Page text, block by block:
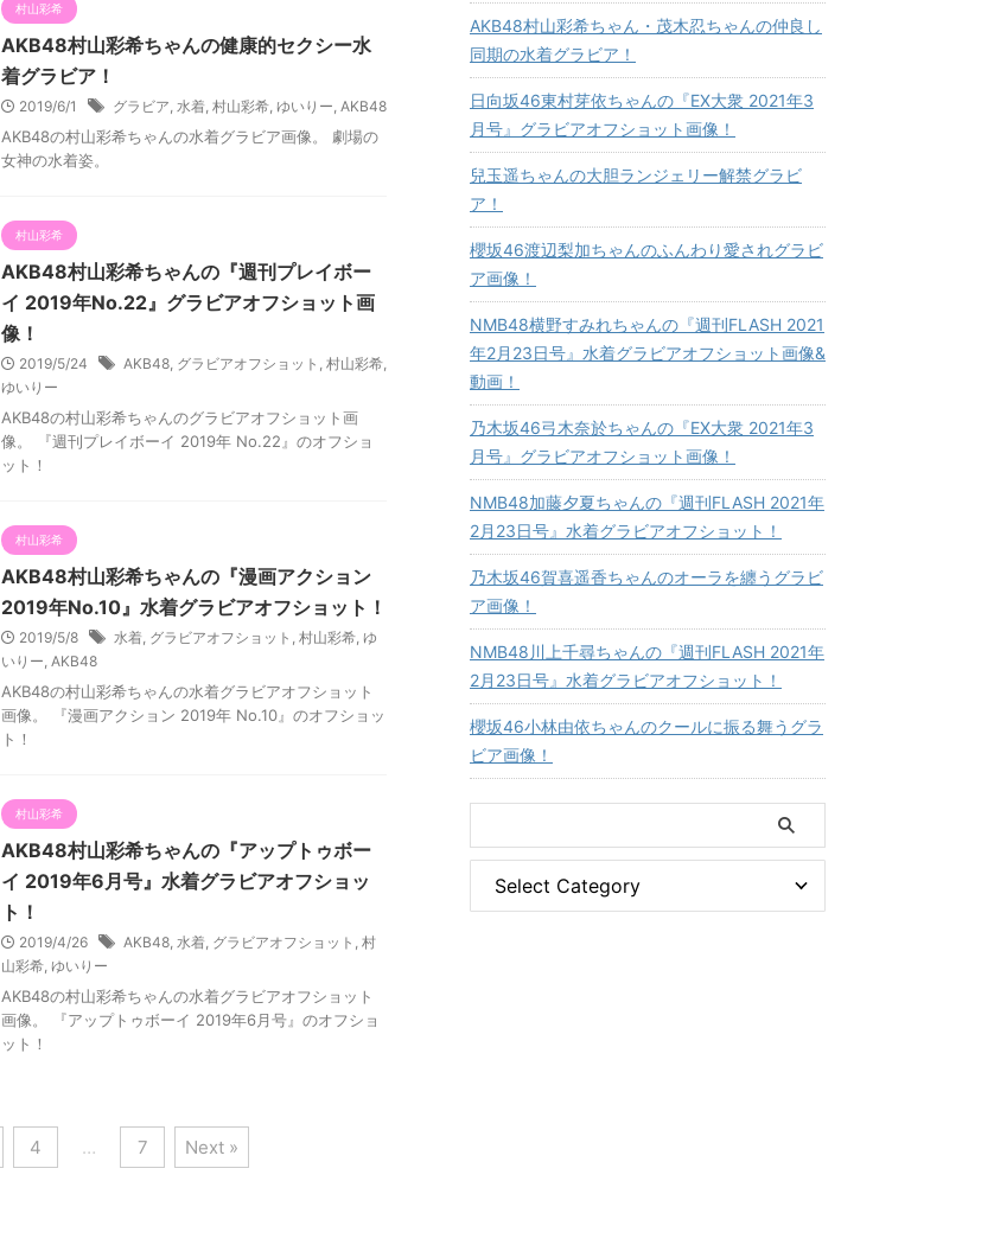
村山彩希
AKB48村山彩希ちゃんの健康的セクシー水
着グラビア！
2019/6/1 グラビア, 水着, 村山彩希, ゆいりー, AKB48
AKB48の村山彩希ちゃんの水着グラビア画像。 劇場の
女神の水着姿。
村山彩希
AKB48村山彩希ちゃんの『週刊プレイボー
イ 2019年No.22』グラビアオフショット画
像！
2019/5/24 AKB48, グラビアオフショット , 村山彩希,
ゆいりー
AKB48の村山彩希ちゃんのグラビアオフショット画
像。 『週刊プレイボーイ 2019年 No.22』のオフショ
ット！
村山彩希
AKB48村山彩希ちゃんの『漫画アクション
2019年No.10』水着グラビアオフショット！
2019/5/8 水着, グラビアオフショット , 村山彩希, ゆ
いりー, AKB48
AKB48の村山彩希ちゃんの水着グラビアオフショット
画像。 『漫画アクション 2019年 No.10』のオフショッ
ト！
村山彩希
AKB48村山彩希ちゃんの『アップトゥボー
イ 2019年6月号』水着グラビアオフショッ
ト！
2019/4/26 AKB48, 水着, グラビアオフショット , 村
山彩希, ゆいりー
AKB48の村山彩希ちゃんの水着グラビアオフショット
画像。 『アップトゥボーイ 2019年6月号』のオフショ
ット！
4 … 7 Next »
AKB48村山彩希ちゃん・茂木忍ちゃんの仲良し
同期の水着グラビア！
日向坂46東村芽依ちゃんの『EX大衆 2021年3
月号』グラビアオフショット画像！
兒玉遥ちゃんの大胆ランジェリー解禁グラビ
ア！
櫻坂46渡辺梨加ちゃんのふんわり愛されグラビ
ア画像！
NMB48横野すみれちゃんの『週刊FLASH 2021
年2月23日号』水着グラビアオフショット画像&
動画！
乃木坂46弓木奈於ちゃんの『EX大衆 2021年3
月号』グラビアオフショット画像！
NMB48加藤夕夏ちゃんの『週刊FLASH 2021年
2月23日号』水着グラビアオフショット！
乃木坂46賀喜遥香ちゃんのオーラを纏うグラビ
ア画像！
NMB48川上千尋ちゃんの『週刊FLASH 2021年
2月23日号』水着グラビアオフショット！
櫻坂46小林由依ちゃんのクールに振る舞うグラ
ビア画像！